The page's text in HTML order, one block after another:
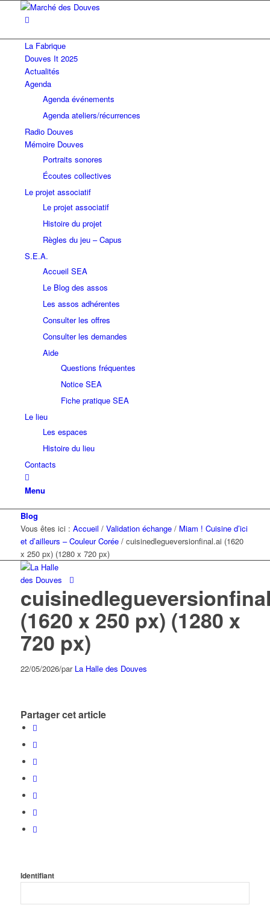
La Fabrique
Douves It 2025
Actualités
Agenda
Agenda événements
Agenda ateliers/récurrences
Radio Douves
Mémoire Douves
Portraits sonores
Écoutes collectives
Le projet associatif
Le projet associatif
Histoire du projet
Règles du jeu – Capus
S.E.A.
Accueil SEA
Le Blog des assos
Les assos adhérentes
Consulter les offres
Consulter les demandes
Aide
Questions fréquentes
Notice SEA
Fiche pratique SEA
Le lieu
Les espaces
Histoire du lieu
Contacts
Menu
Blog
Vous êtes ici : Accueil / Validation échange / Miam ! Cuisine d’ici
et d’ailleurs – Couleur Corée / cuisinedlegueversionfinal.ai (1620
x 250 px) (1280 x 720 px)
(1620 x 250 px) (1280 x
720 px)
22/05/2026/par La Halle des Douves
Partager cet article
Identifiant